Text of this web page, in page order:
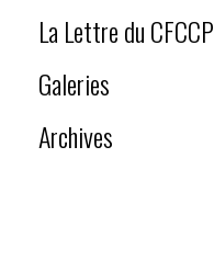
La Lettre du CFCCP
Galeries
Archives